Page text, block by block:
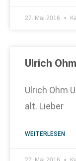
27. Mai 2016
Ulrich
Ulrich Ohm
alt. Lieber
WEITERLESEN